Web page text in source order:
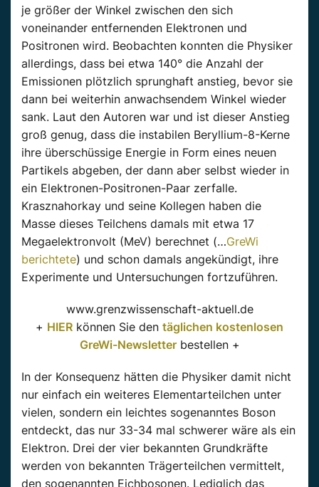
je größer der Winkel zwischen den sich
voneinander entfernenden Elektronen und
Positronen wird. Beobachten konnten die Physiker
allerdings, dass bei etwa 140° die Anzahl der
Emissionen plötzlich sprunghaft anstieg, bevor sie
dann bei weiterhin anwachsendem Winkel wieder
sank. Laut den Autoren war und ist dieser Anstieg
groß genug, dass die instabilen Beryllium-8-Kerne
ihre überschüssige Energie in Form eines neuen
Partikels abgeben, der dann aber selbst wieder in
ein Elektronen-Positronen-Paar zerfalle.
Krasznahorkay und seine Kollegen haben die
Masse dieses Teilchens damals mit etwa 17
Megaelektronvolt (MeV) berechnet (…GreWi
berichtete) und schon damals angekündigt, ihre
Experimente und Untersuchungen fortzuführen.
www.grenzwissenschaft-aktuell.de
+ HIER können Sie den täglichen kostenlosen
GreWi-Newsletterbestellen +
In der Konsequenz hätten die Physiker damit nicht
nur einfach ein weiteres Elementarteilchen unter
vielen, sondern ein leichtes sogenanntes Boson
entdeckt, das nur 33-34 mal schwerer wäre als ein
Elektron. Drei der vier bekannten Grundkräfte
werden von bekannten Trägerteilchen vermittelt,
den sogenannten Eichbosonen. Lediglich das